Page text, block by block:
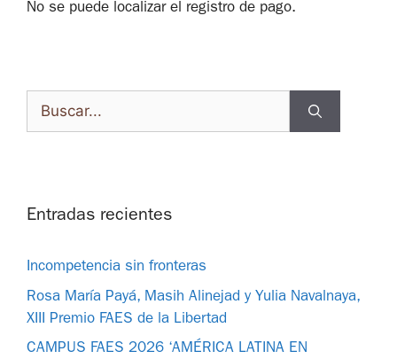
No se puede localizar el registro de pago.
Entradas recientes
Incompetencia sin fronteras
Rosa María Payá, Masih Alinejad y Yulia Navalnaya,
XIII Premio FAES de la Libertad
CAMPUS FAES 2026 ‘AMÉRICA LATINA EN